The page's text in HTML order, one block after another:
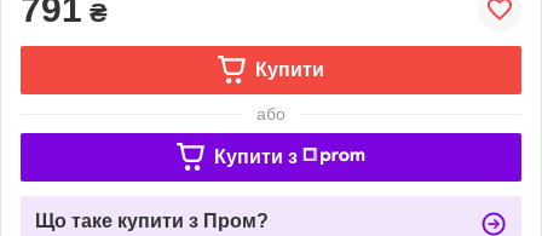
791 ₴
Купити
або
Купити з
Що таке купити з Пром?